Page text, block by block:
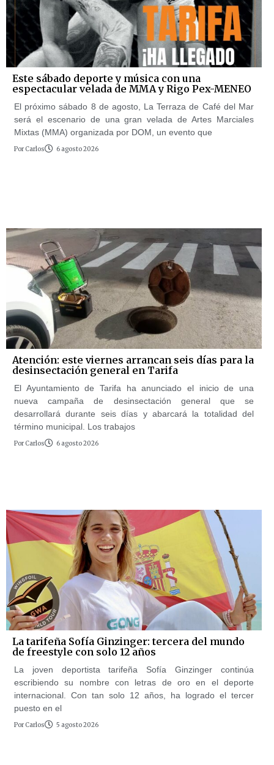
Este sábado deporte y música con una
espectacular velada de MMA y Rigo Pex-MENEO
El próximo sábado 8 de agosto, La Terraza de Café del Mar
será el escenario de una gran velada de Artes Marciales
Mixtas (MMA) organizada por DOM, un evento que
Por Carlos 6 agosto 2026
Atención: este viernes arrancan seis días para la
desinsectación general en Tarifa
El Ayuntamiento de Tarifa ha anunciado el inicio de una
nueva campaña de desinsectación general que se
desarrollará durante seis días y abarcará la totalidad del
término municipal. Los trabajos
Por Carlos 6 agosto 2026
La tarifeña Sofía Ginzinger: tercera del mundo
de freestyle con solo 12 años
La joven deportista tarifeña Sofía Ginzinger continúa
escribiendo su nombre con letras de oro en el deporte
internacional. Con tan solo 12 años, ha logrado el tercer
puesto en el
Por Carlos 5 agosto 2026